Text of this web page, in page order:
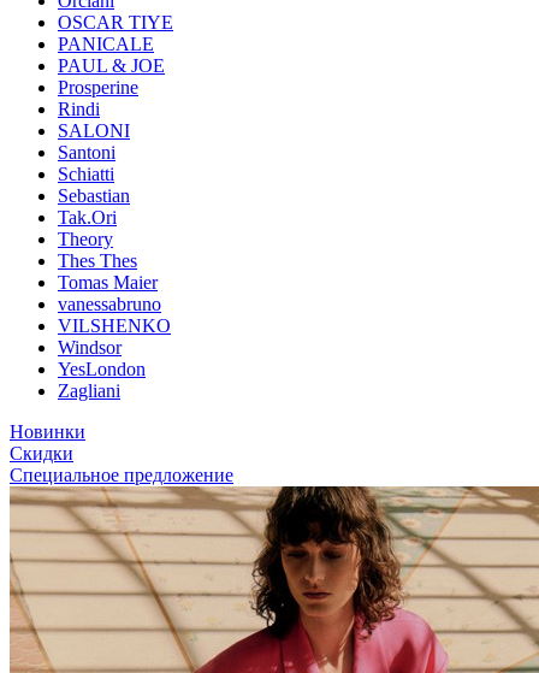
OSCAR TIYE
PANICALE
PAUL & JOE
Prosperine
Rindi
SALONI
Santoni
Schiatti
Sebastian
Tak.Ori
Theory
Thes Thes
Tomas Maier
vanessabruno
VILSHENKO
Windsor
YesLondon
Zagliani
Новинки
Скидки
Специальное предложение